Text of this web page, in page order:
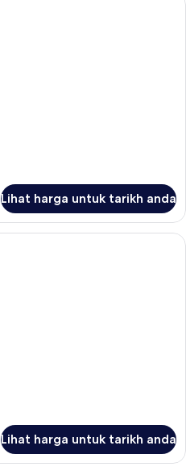
Lihat harga untuk tarikh anda
Business Suite | Bar mini, peti besi
Lihat harga untuk tarikh anda